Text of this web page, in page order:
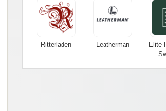
Ritterladen Leatherman
Elite